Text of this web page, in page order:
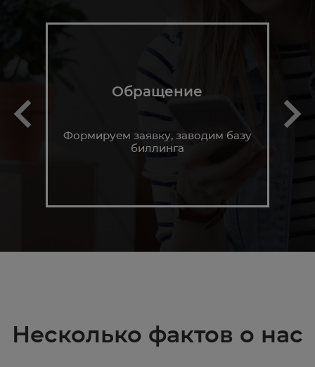
Обращение
Формируем заявку, заводим базу
биллинга
Несколько фактов о нас